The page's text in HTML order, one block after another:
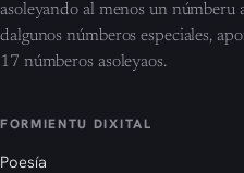
asoleyando al menos un númberu
dalgunos númberos especiales,
17 númberos asoleyaos.
FORMIENTU DIXITAL
Poesía